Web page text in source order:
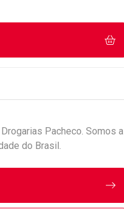
Pacheco. Somos a
do Brasil.